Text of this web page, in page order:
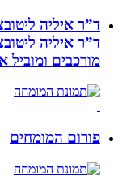
ד”ר איליה
מורכבים
פורום המומחים